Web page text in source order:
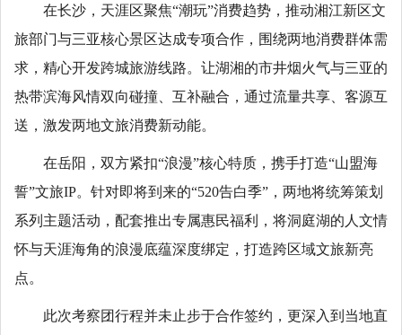
在长沙，天涯区聚焦“潮玩”消费趋势，推动湘江新区文
旅部门与三亚核心景区达成专项合作，围绕两地消费群体需
求，精心开发跨城旅游线路。让湖湘的市井烟火气与三亚的
热带滨海风情双向碰撞、互补融合，通过流量共享、客源互
送，激发两地文旅消费新动能。
在岳阳，双方紧扣“浪漫”核心特质，携手打造“山盟海
誓”文旅IP。针对即将到来的“520告白季”，两地将统筹策划
系列主题活动，配套推出专属惠民福利，将洞庭湖的人文情
怀与天涯海角的浪漫底蕴深度绑定，打造跨区域文旅新亮
点。
此次考察团行程并未止步于合作签约，更深入到当地直